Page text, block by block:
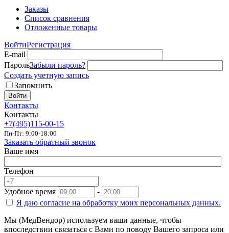
Заказы
Список сравнения
Отложенные товары
ВойтиРегистрация
E-mail
ПарольЗабыли пароль?
Создать учетную запись
Запомнить
Войти
Контакты
Контакты
+7(495)115-00-15
Пн-Пт: 9:00-18:00
Заказать обратный звонок
Ваше имя
Телефон
Удобное время
-
Я даю согласие на обработку моих персональных данных.
Мы (МедВендор) используем ваши данные, чтобы
впоследствии связаться с Вами по поводу Вашего запроса или